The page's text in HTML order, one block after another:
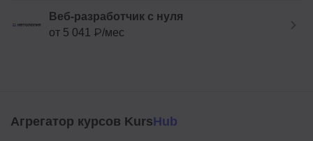
Веб-разработчик с нуля
от 5 041 ₽/мес
Агрегатор курсов KursHub